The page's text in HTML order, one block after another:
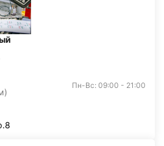
Пн-Вс: 09:00 - 21:00